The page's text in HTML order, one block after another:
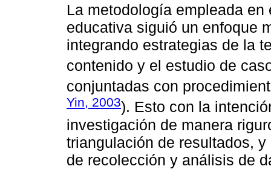
La metodología empleada
educativa siguió un enfoque
integrando estrategias de la
contenido y el estudio de
conjuntadas con
Yin, 2003). Esto con la
investigación de manera
triangulación de resultados,
de recolección y análisis de